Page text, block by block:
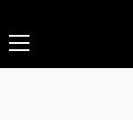
Menú
principal